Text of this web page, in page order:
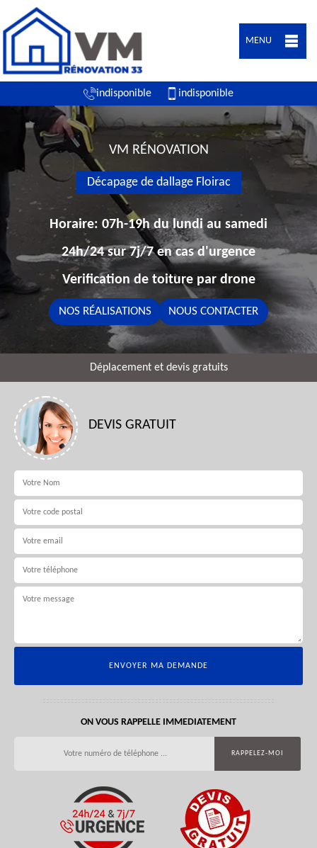
MENU
indisponible indisponible
VM RÉNOVATION
Décapage de dallage Floirac
Horaire: 07h-19h du lundi au samedi
24h/24 sur 7j/7 en cas d'urgence
Verification de toiture par drone
NOS RÉALISATIONS NOUS CONTACTER
Déplacement et devis gratuits
DEVIS GRATUIT
ON VOUS RAPPELLE IMMEDIATEMENT